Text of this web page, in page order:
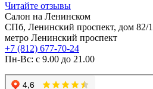
Читайте отзывы
Салон на Ленинском
СПб, Ленинский проспект, дом 82/1
метро Ленинский проспект
+7 (812) 677-70-24
Пн-Вс: с 9.00 до 21.00